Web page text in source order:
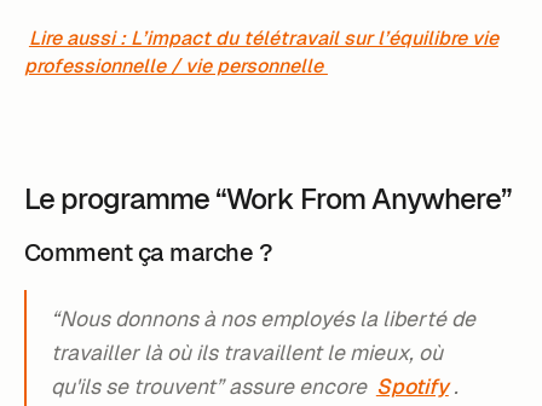
Lire aussi : L’impact du télétravail sur l’équilibre vie
professionnelle / vie personnelle
Le programme “Work From Anywhere”
Comment ça marche ?
“Nous donnons à nos employés la liberté de
travailler là où ils travaillent le mieux, où
qu'ils se trouvent” assure encore Spotify .